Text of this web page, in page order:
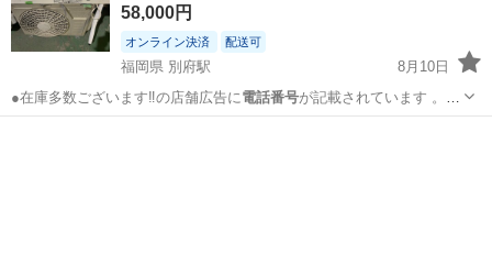
58,000円
オンライン決済 配送可
福岡県 別府駅
8月10日
●在庫多数ございます‼️の店舗広告に電話番号が記載されています 。取
付場所の確認…